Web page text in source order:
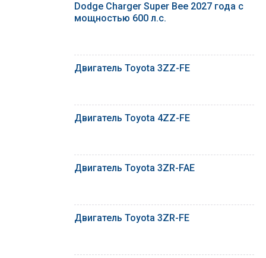
Dodge Charger Super Bee 2027 года с
мощностью 600 л.с.
Двигатель Toyota 3ZZ-FE
Двигатель Toyota 4ZZ-FE
Двигатель Toyota 3ZR-FAE
Двигатель Toyota 3ZR-FE